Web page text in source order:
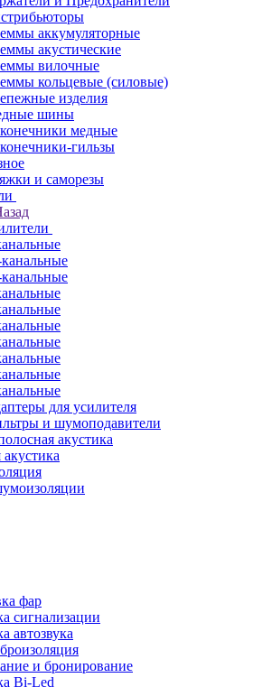
аккумуляторные
акустические
вилочные
кольцевые (силовые)
изделия
шины
медные
гильзы
и саморезы
для усилителя
и шумоподавители
акустика
фар
сигнализации
автозвука
и бронирование
Bi-Led